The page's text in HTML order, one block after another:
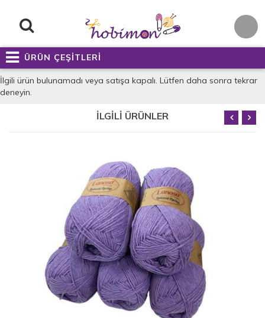
ÜRÜN ÇEŞİTLERİ
İlgili ürün bulunamadı veya satışa kapalı. Lütfen daha sonra tekrar
deneyin.
İLGİLİ ÜRÜNLER